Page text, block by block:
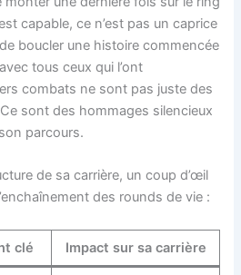
capable, ce n’est pas un caprice
boucler une histoire commencée
tous ceux qui l’ont
combats ne sont pas juste des
sont des hommages silencieux
parcours.
de sa carrière, un coup d’œil
des rounds de vie :
clé Impact sur sa carrière